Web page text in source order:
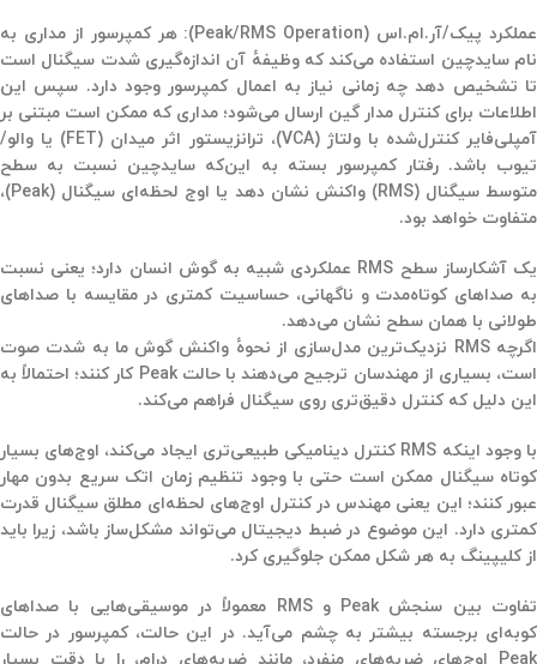
عملکرد پیک/آر.ام.اس (Peak/RMS Operation)
: هر کمپرسور از مداری به
نامسایدچین استفاده می‌کند که وظیفهٔ آن اندازه‌گیری شدت سیگنال است
تا تشخیص دهد چه زمانی نیاز به اعمال کمپرسور وجود دارد. سپس این
اطلاعات برای کنترل مدار گین ارسال می‌شود؛ مداری که ممکن است مبتنی بر
آمپلی‌فایر کنترل‌شده با ولتاژ (VCA) ، ترانزیستور اثر میدان (FET) یا والو/
تیوب باشد. رفتار کمپرسور بسته به این‌که سایدچین نسبت به سطح
متوسط سیگنال (RMS) واکنش نشان دهد یا اوج لحظه‌ای سیگنال (Peak)
،
متفاوت خواهد بود.
یک آشکارساز سطح RMS عملکردی شبیه به گوش انسان دارد؛ یعنی نسبت
به صداهای کوتاه‌مدت و ناگهانی، حساسیت کمتری در مقایسه با صداهای
طولانی با همان سطح نشان می‌دهد.
اگرچه RMS نزدیک‌ترین مدل‌سازی از نحوهٔ واکنش گوش ما به شدت صوت
است، بسیاری از مهندسان ترجیح می‌دهند با حالتPeak کار کنند؛ احتمالاً به
این دلیل کهکنترل دقیق‌تری روی سیگنال فراهم می‌کند.
با وجود اینکه RMS کنترل دینامیکی طبیعی‌تری ایجاد می‌کند، اوج‌های بسیار
کوتاه سیگنال ممکن است حتی با وجود تنظیم زمان اتک سریع بدون مهار
عبور کنند؛ این یعنی مهندس در کنترل اوج‌های لحظه‌ای مطلق سیگنال قدرت
کمتری دارد. این موضوع در ضبط دیجیتال می‌تواند مشکل‌ساز باشد، زیرا باید
ازکلیپینگ به هر شکل ممکن جلوگیری کرد.
تفاوت بین سنجشPeak وRMS معمولاً در موسیقی‌هایی با صداهای
کوبه‌ای برجسته بیشتر به چشم می‌آید. در این حالت، کمپرسور در حالت